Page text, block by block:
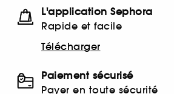
L'application Sephora
Rapide et facile
Télécharger
Paiement sécurisé
Payer en toute sécurité